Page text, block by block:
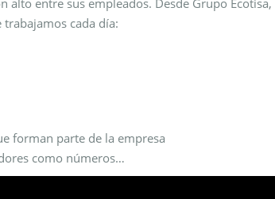
cada día:
forman parte de la empresa
como números…